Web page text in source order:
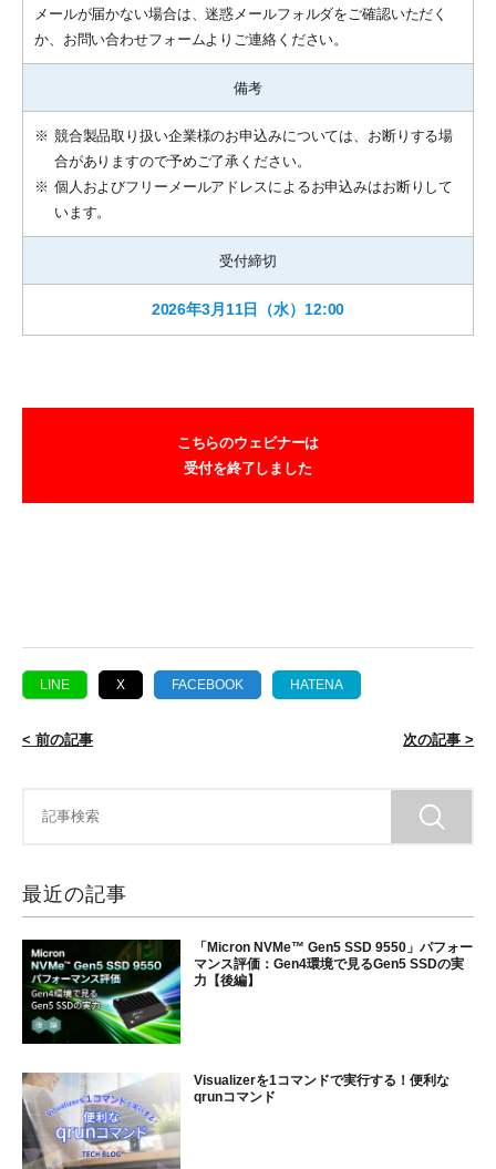
メールが届かない場合は、迷惑メールフォルダをご確認いただく
か、お問い合わせフォームよりご連絡ください。
備考
※ 競合製品取り扱い企業様のお申込みについては、お断りする場
合がありますので予めご了承ください。
※ 個人およびフリーメールアドレスによるお申込みはお断りして
います。
受付締切
2026年3月11日（水）12:00
こちらのウェビナーは
受付を終了しました
LINE X FACEBOOK HATENA
< 前の記事 次の記事 >
最近の記事
「Micron NVMe™ Gen5 SSD 9550」パフォー
マンス評価：Gen4環境で見るGen5 SSDの実
力【後編】
Visualizerを1コマンドで実行する！便利な
qrunコマンド